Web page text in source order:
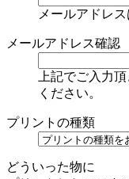
メールアドレ
メールアドレス確認
上記でご入力
ください。
プリントの種類
どういった物に